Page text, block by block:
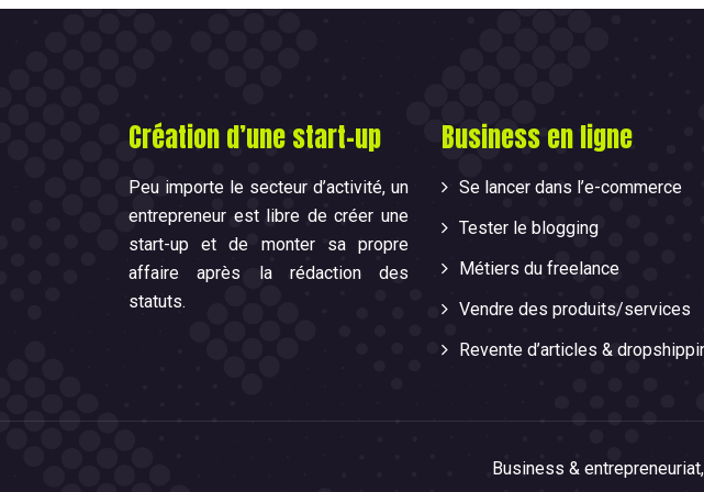
Création d’une start-up
Peu importe le secteur d’activité, un
entrepreneur est libre de créer une
start-up et de monter sa propre
affaire après la rédaction des
statuts.
Business en ligne
Se lancer dans l’e-commerce
Tester le blogging
Métiers du freelance
Vendre des produits/services
Revente d’articles &
Business &